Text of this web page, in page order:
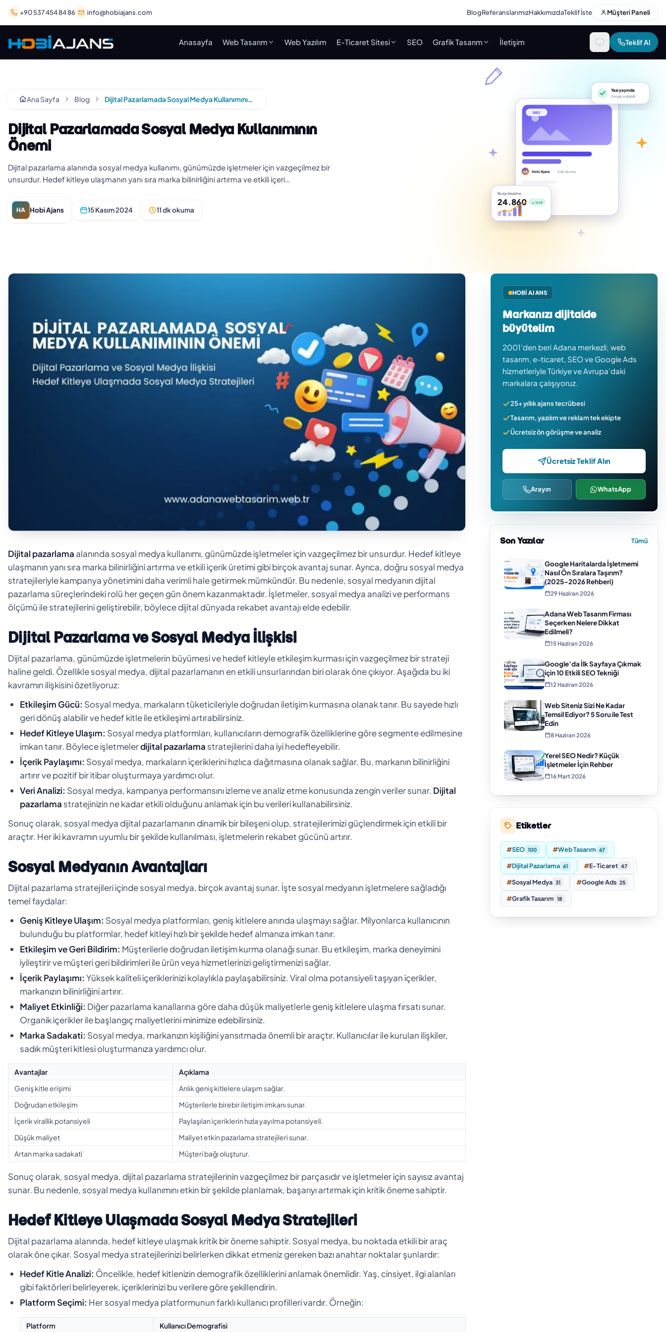
+90 537 454 84 86 info@hobiajans.com BlogReferanslarımızHakkımızdaTeklif İste Müşteri Paneli
Anasayfa Web Tasarım Web Yazılım E-Ticaret Sitesi SEO Grafik Tasarım İletişim Teklif Al
Ana Sayfa Blog Dijital Pazarlamada Sosyal Medya Kullanımının Önemi
Dijital Pazarlamada Sosyal Medya Kullanımının
Önemi
Dijital pazarlama alanında sosyal medya kullanımı, günümüzde işletmeler için vazgeçilmez bir
unsurdur. Hedef kitleye ulaşmanın yanı sıra marka bilinirliğini artırma ve etkili içeri…
HA Hobi Ajans 15 Kasım 2024 11 dk okuma
SEO
HA
Google’a bildirildi
24.860
Dijital pazarlama alanında sosyal medya kullanımı, günümüzde işletmeler için vazgeçilmez bir unsurdur. Hedef kitleye
ulaşmanın yanı sıra marka bilinirliğini artırma ve etkili içerik üretimi gibi birçok avantaj sunar. Ayrıca, doğru sosyal medya
stratejileriyle kampanya yönetimini daha verimli hale getirmek mümkündür. Bu nedenle, sosyal medyanın dijital
pazarlama süreçlerindeki rolü her geçen gün önem kazanmaktadır. İşletmeler, sosyal medya analizi ve performans
ölçümü ile stratejilerini geliştirebilir, böylece dijital dünyada rekabet avantajı elde edebilir.
Dijital Pazarlama ve Sosyal Medya İlişkisi
Dijital pazarlama, günümüzde işletmelerin büyümesi ve hedef kitleyle etkileşim kurması için vazgeçilmez bir strateji
haline geldi. Özellikle sosyal medya, dijital pazarlamanın en etkili unsurlarından biri olarak öne çıkıyor. Aşağıda bu iki
kavramın ilişkisini özetliyoruz:
Etkileşim Gücü: Sosyal medya, markaların tüketicileriyle doğrudan iletişim kurmasına olanak tanır. Bu sayede hızlı
geri dönüş alabilir ve hedef kitle ile etkileşimi artırabilirsiniz.
Hedef Kitleye Ulaşım: Sosyal medya platformları, kullanıcıların demografik özelliklerine göre segmente edilmesine
imkan tanır. Böylece işletmelerdijital pazarlama stratejilerini daha iyi hedefleyebilir.
İçerik Paylaşımı: Sosyal medya, markaların içeriklerini hızlıca dağıtmasına olanak sağlar. Bu, markanın bilinirliğini
artırır ve pozitif bir itibar oluşturmaya yardımcı olur.
Veri Analizi: Sosyal medya, kampanya performansını izleme ve analiz etme konusunda zengin veriler sunar. Dijital
pazarlama stratejinizin ne kadar etkili olduğunu anlamak için bu verileri kullanabilirsiniz.
Sonuç olarak, sosyal medya dijital pazarlamanın dinamik bir bileşeni olup, stratejilerimizi güçlendirmek için etkili bir
araçtır. Her iki kavramın uyumlu bir şekilde kullanılması, işletmelerin rekabet gücünü artırır.
Sosyal Medyanın Avantajları
Dijital pazarlama stratejileri içinde sosyal medya, birçok avantaj sunar. İşte sosyal medyanın işletmelere sağladığı
temel faydalar:
Geniş Kitleye Ulaşım: Sosyal medya platformları, geniş kitlelere anında ulaşmayı sağlar. Milyonlarca kullanıcının
bulunduğu bu platformlar, hedef kitleyi hızlı bir şekilde hedef almanıza imkan tanır.
Etkileşim ve Geri Bildirim: Müşterilerle doğrudan iletişim kurma olanağı sunar. Bu etkileşim, marka deneyimini
iyileştirir ve müşteri geri bildirimleri ile ürün veya hizmetlerinizi geliştirmenizi sağlar.
İçerik Paylaşımı: Yüksek kaliteli içeriklerinizi kolaylıkla paylaşabilirsiniz. Viral olma potansiyeli taşıyan içerikler,
markanızın bilinirliğini artırır.
Maliyet Etkinliği: Diğer pazarlama kanallarına göre daha düşük maliyetlerle geniş kitlelere ulaşma fırsatı sunar.
Organik içerikler ile başlangıç maliyetlerini minimize edebilirsiniz.
Marka Sadakati: Sosyal medya, markanızın kişiliğini yansıtmada önemli bir araçtır. Kullanıcılar ile kurulan ilişkiler,
sadık müşteri kitlesi oluşturmanıza yardımcı olur.
Avantajlar
Açıklama
Geniş kitle erişimi
Anlık geniş kitlelere ulaşım sağlar.
Doğrudan etkileşim
Müşterilerle birebir iletişim imkanı sunar.
İçerik virallik potansiyeli
Paylaşılan içeriklerin hızla yayılma potansiyeli.
Düşük maliyet
Maliyet etkin pazarlama stratejileri sunar.
Artan marka sadakati
Müşteri bağı oluşturur.
Sonuç olarak, sosyal medya, dijital pazarlama stratejilerinin vazgeçilmez bir parçasıdır ve işletmeler için sayısız avantaj
sunar. Bu nedenle, sosyal medya kullanımını etkin bir şekilde planlamak, başarıyı artırmak için kritik öneme sahiptir.
Hedef Kitleye Ulaşmada Sosyal Medya Stratejileri
Dijital pazarlama alanında, hedef kitleye ulaşmak kritik bir öneme sahiptir. Sosyal medya, bu noktada etkili bir araç
olarak öne çıkar. Sosyal medya stratejilerinizi belirlerken dikkat etmeniz gereken bazı anahtar noktalar şunlardır:
Hedef Kitle Analizi: Öncelikle, hedef kitlenizin demografik özelliklerini anlamak önemlidir. Yaş, cinsiyet, ilgi alanları
gibi faktörleri belirleyerek, içeriklerinizi bu verilere göre şekillendirin.
Platform Seçimi: Her sosyal medya platformunun farklı kullanıcı profilleri vardır. Örneğin:
Platform
Kullanıcı Demografisi
HOBI AJANS
Markanızı dijitalde
büyütelim
2001’den beri Adana merkezli; web
tasarım, e-ticaret, SEO ve Google Ads
hizmetleriyle Türkiye ve Avrupa’daki
markalara çalışıyoruz.
25+ yıllık ajans tecrübesi
Tasarım, yazılım ve reklam tek ekipte
Ücretsiz ön görüşme ve analiz
Ücretsiz Teklif Alın
Arayın WhatsApp
Son Yazılar Tümü
Google Haritalarda İşletmemi
Nasıl Ön Sıralara Taşırım?
(2025–2026 Rehberi)
29 Haziran 2026
Adana Web Tasarım Firması
Seçerken Nelere Dikkat
Edilmeli?
15 Haziran 2026
Google’da İlk Sayfaya Çıkmak
için 10 Etkili SEO Tekniği
12 Haziran 2026
Web Siteniz Sizi Ne Kadar
Temsil Ediyor? 5 Soru ile Test
Edin
8 Haziran 2026
Yerel SEO Nedir? Küçük
İşletmeler İçin Rehber
16 Mart 2026
Etiketler
#SEO 100 #Web Tasarım 67
#Dijital Pazarlama 61 #E-Ticaret 47
#Sosyal Medya 31 #Google Ads 25
#Grafik Tasarım 18